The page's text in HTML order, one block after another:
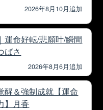
2026年8月10月追加
運命好転/悲願叶/瞬間
ばさ
2026年8月6月追加
醒＆強制成就【運命
】月香